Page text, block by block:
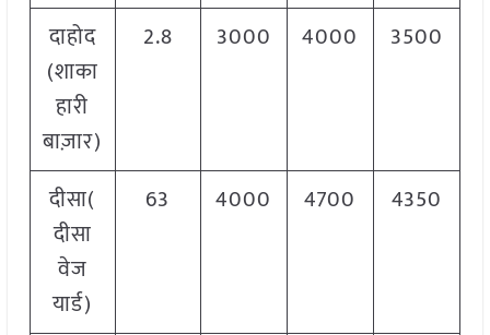
दाहोद
(शाका
हारी
बाज़ार)
2.8 3000 4000 3500
दीसा(
दीसा
वेज
यार्ड)
63 4000 4700 4350